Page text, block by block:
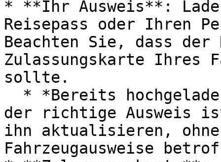
* **Ihr Ausweis**:
Reisepass oder Ihren
Beachten Sie, dass der
Zulassungskarte Ihres
sollte.
der richtige Ausweis
ihn aktualisieren, ohne
Fahrzeugausweise